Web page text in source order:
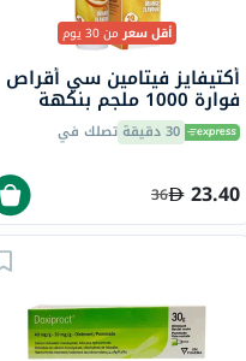
أقل سعرمن 30 يوم
أكتيفايز فيتامين سي أقراص
فوارة 1000 ملجم بنكهة
البرتقال حزمة من 20
30 دقيقة تصلك في
23.40
36